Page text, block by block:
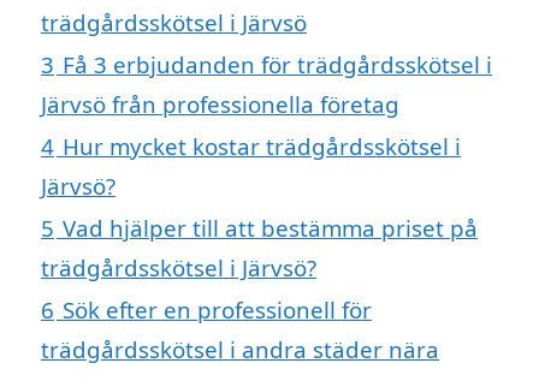
trädgårdsskötsel i Järvsö
3 Få 3 erbjudanden för trädgårdsskötsel i
Järvsö från professionella företag
4 Hur mycket kostar trädgårdsskötsel i
Järvsö?
5 Vad hjälper till att bestämma priset på
trädgårdsskötsel i Järvsö?
6 Sök efter en professionell för
trädgårdsskötsel i andra städer nära